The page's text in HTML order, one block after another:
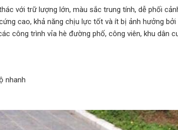
với trữ lượng lớn, màu sắc trung tính, dễ phối
cứng cao, khả năng chịu lực tốt và ít bị ảnh hưởng
công trình vỉa hè đường phố, công viên, khu dân
nhanh